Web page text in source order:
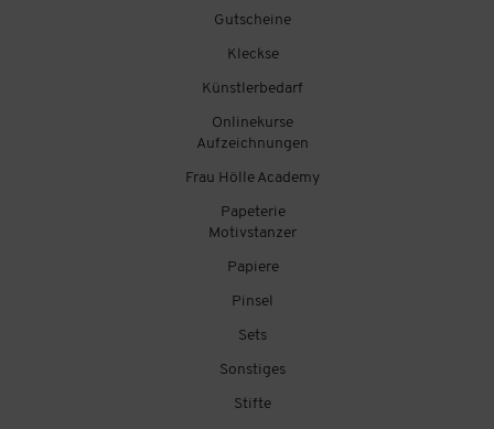
Gutscheine
Kleckse
Künstlerbedarf
Onlinekurse
Aufzeichnungen
Frau Hölle Academy
Papeterie
Motivstanzer
Papiere
Pinsel
Sets
Sonstiges
Stifte